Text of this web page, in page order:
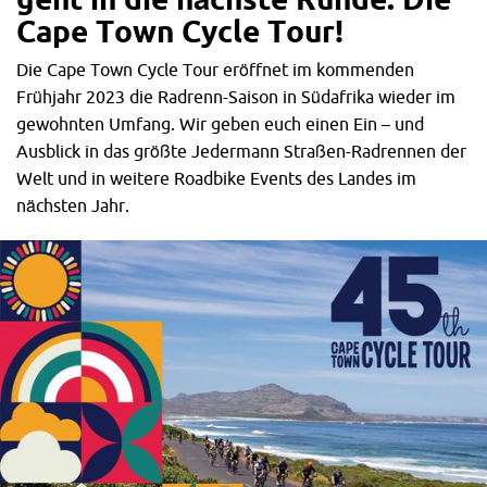
ist auch speziell auf das Fahren im Winter ausgelegt.“
„Viele Leute möchten ein spezielles Laufrad für das
Training im Winter, am Ende entscheiden sie sich aber
lediglich für ein günstiges Modell. Zahlreiche Kunden
haben sich in der Vergangenheit Laufräder von der Stange
gekauft und waren am Ende unzufrieden da sie diese nach
der kalten Jahreszeit nicht mehr nutzen konnten.“
„Der hauptsächliche Vorteil eines handgefertigten Rades
ist neben der deutlich längeren Lebensdauer die Tatsache,
dass der Fahrer genau das Produkt bekommt, das er auch
wirklich braucht.“
Was ist also das Geheimnis eines guten, handgefertigten
Laufradsatzes? „Es geht um eine möglichst einfache
Wartung, Zuverlässigkeit und Langlebigkeit,“ sagt Andrew
Massey, ebenfalls Mechaniker und Laufradbauer.
Cape Town Cycle Tour!
Die Cape Town Cycle Tour eröffnet im kommenden
Frühjahr 2023 die Radrenn-Saison in Südafrika wieder im
gewohnten Umfang. Wir geben euch einen Ein – und
Ausblick in das größte Jedermann Straßen-Radrennen der
Welt und in weitere Roadbike Events des Landes im
nächsten Jahr.